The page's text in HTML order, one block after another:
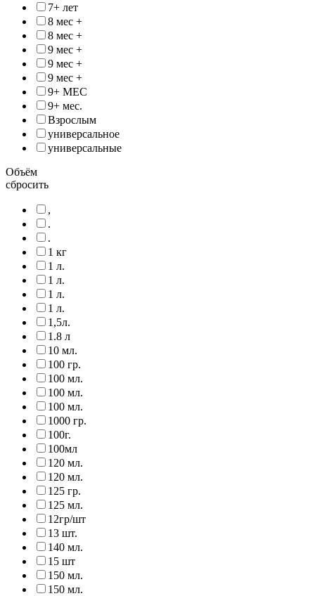
7+ лет
8 мес +
8 мес +
9 мес +
9 мес +
9 мес +
9+ МЕС
9+ мес.
Взрослым
универсальное
универсальные
Объём
сбросить
,
.
.
1 кг
1 л.
1 л.
1 л.
1 л.
1,5л.
1.8 л
10 мл.
100 гр.
100 мл.
100 мл.
100 мл.
1000 гр.
100г.
100мл
120 мл.
120 мл.
125 гр.
125 мл.
12гр/шт
13 шт.
140 мл.
15 шт
150 мл.
150 мл.